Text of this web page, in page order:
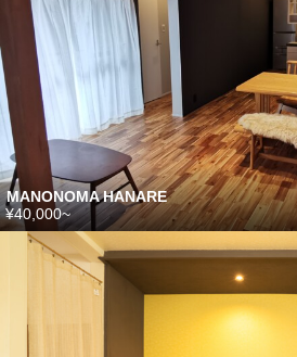
MANONOMA HANARE
¥40,000~